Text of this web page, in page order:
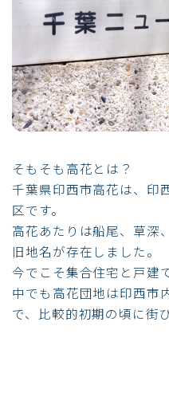
そもそも高花とは？
千葉県印西市高花は、印
区です。
高花あたりは船尾、草深
旧地名が存在しました。
今でこそ集合住宅と戸建
中でも高花団地は印西市
で、比較的初期の頃に街